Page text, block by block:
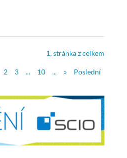
1. stránka z celkem
2 3 ... 10 ... » Poslední